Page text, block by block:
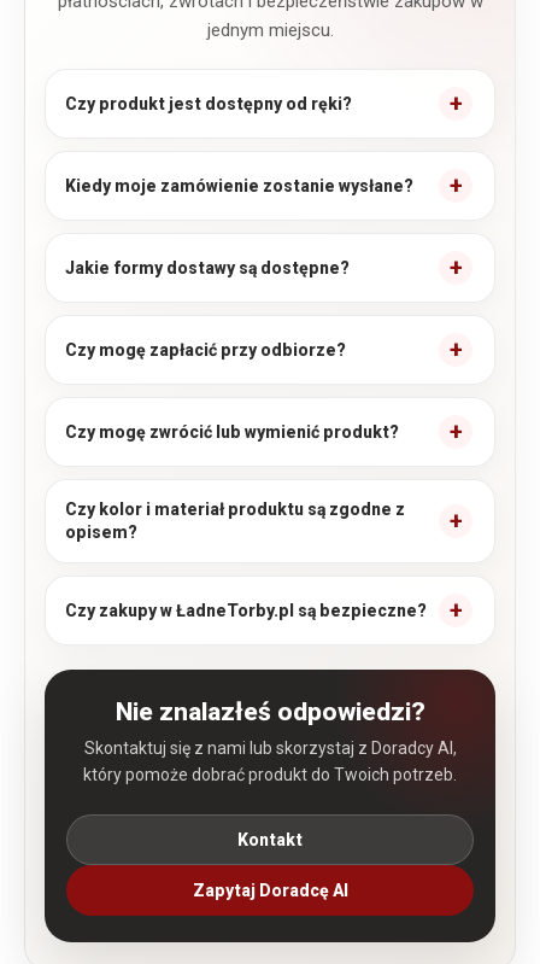
jednym miejscu.
Czy produkt jest dostępny od ręki?
Kiedy moje zamówienie zostanie wysłane?
Jakie formy dostawy są dostępne?
Czy mogę zapłacić przy odbiorze?
Czy mogę zwrócić lub wymienić produkt?
Czy kolor i materiał produktu są zgodne z
opisem?
Czy zakupy w ŁadneTorby.pl są bezpieczne?
Nie znalazłeś odpowiedzi?
Skontaktuj się z nami lub skorzystaj z Doradcy AI,
który pomoże dobrać produkt do Twoich potrzeb.
Kontakt
Zapytaj Doradcę AI